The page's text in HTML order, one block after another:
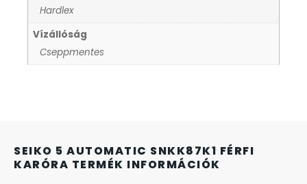
Hardlex
Vízállóság
Cseppmentes
SEIKO 5 AUTOMATIC SNKK87K1 FÉRFI
KARÓRA TERMÉK INFORMÁCIÓK
MÁRKÁS KARÓRA SZÍJAK
MASERATI
OKOSÓRÁK